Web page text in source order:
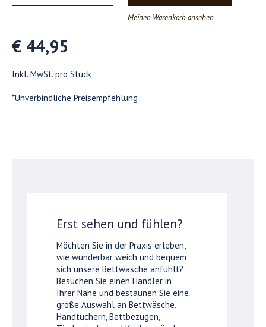
Meinen Warenkorb ansehen
€ 44,95
Inkl. MwSt. pro Stück
*Unverbindliche Preisempfehlung
Erst sehen und fühlen?
Möchten Sie in der Praxis erleben,
wie wunderbar weich und bequem
sich unsere Bettwäsche anfühlt?
Besuchen Sie einen Händler in
Ihrer Nähe und bestaunen Sie eine
große Auswahl an Bettwäsche,
Handtüchern, Bettbezügen,